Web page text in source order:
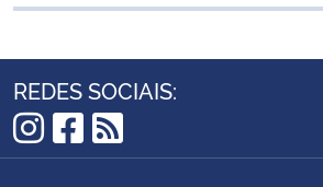
REDES SOCIAIS:
Instagram
Facebook
RSS